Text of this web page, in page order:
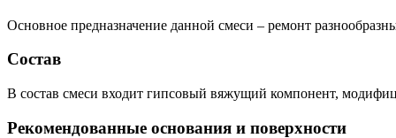
Основное предназначение данной смеси – ремонт
Состав
В состав смеси входит гипсовый вяжущий компонент,
Рекомендованные основания и поверхности